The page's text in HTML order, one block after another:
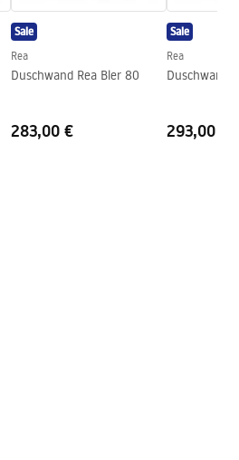
24 monate
Sale
Rea
Duschwand Rea Bler 80
283,00 €
Sale
Rea
Duschwand
293,00 €